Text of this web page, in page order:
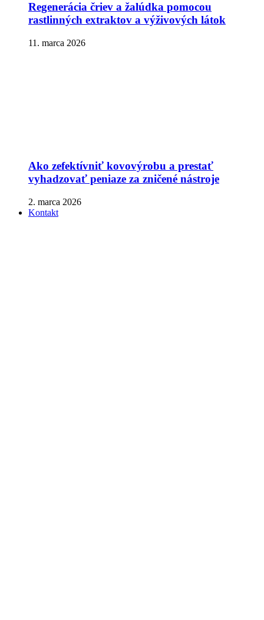
Regenerácia čriev a žalúdka pomocou
rastlinných extraktov a výživových látok
11. marca 2026
Ako zefektívniť kovovýrobu a prestať
vyhadzovať peniaze za zničené nástroje
2. marca 2026
Kontakt